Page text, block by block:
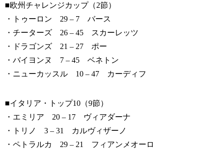
■欧州チャレンジカップ（2節）
・トゥーロン 29 – 7 バース
・チーターズ 26 – 45 スカーレッツ
・ドラゴンズ 21 – 27 ポー
・バイヨンヌ 7 – 45 ベネトン
・ニューカッスル 10 – 47 カーディフ
■イタリア・トップ10（9節）
・エミリア 20 – 17 ヴィアダーナ
・トリノ 3 – 31 カルヴィザーノ
・ペトラルカ 29 – 21 フィアンメオーロ